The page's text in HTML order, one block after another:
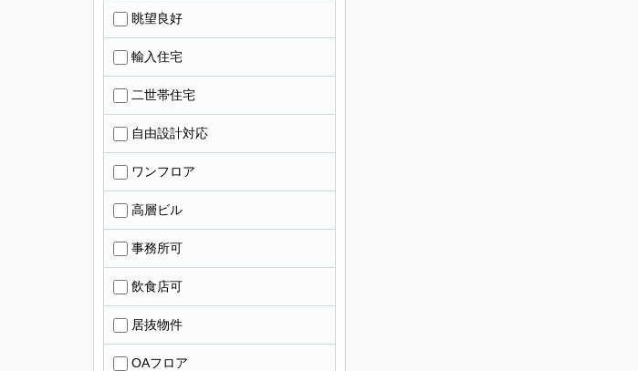
眺望良好
輸入住宅
二世帯住宅
自由設計対応
ワンフロア
高層ビル
事務所可
飲食店可
居抜物件
OAフロア